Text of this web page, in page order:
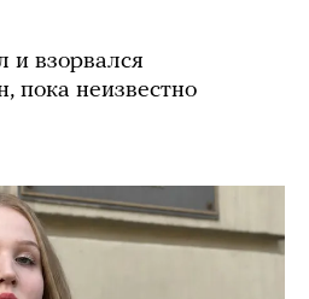
и взорвался
пока неизвестно